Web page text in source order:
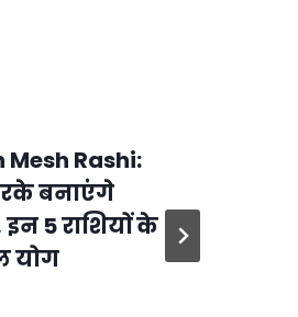
Rashi:
बनाएंगे
इन 5 राशियों के
योग